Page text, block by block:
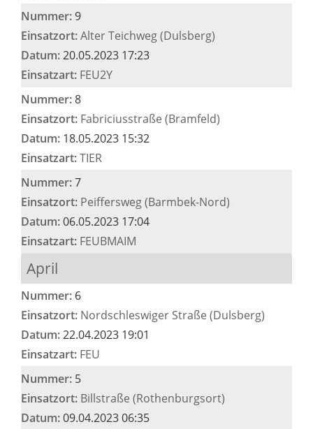
Nummer:9
Einsatzort:Alter Teichweg (Dulsberg)
Datum:20.05.2023 17:23
Einsatzart: FEU2Y
Nummer:8
Einsatzort: Fabriciusstraße (Bramfeld)
Datum: 18.05.2023 15:32
Einsatzart:TIER
Nummer:7
Einsatzort: Peiffersweg (Barmbek-Nord)
Datum:06.05.2023 17:04
Einsatzart: FEUBMAIM
April
Nummer: 6
Einsatzort: Nordschleswiger Straße (Dulsberg)
Datum:22.04.2023 19:01
Einsatzart: FEU
Nummer: 5
Einsatzort: Billstraße (Rothenburgsort)
Datum:09.04.2023 06:35